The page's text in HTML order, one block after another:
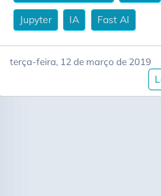
Jupyter IA Fast AI
terça-feira, 12 de março de 2019